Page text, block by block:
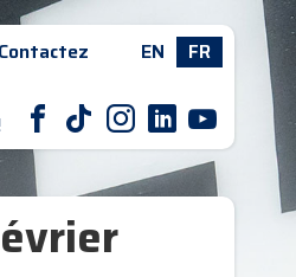
Contactez EN FR
F T I L Y